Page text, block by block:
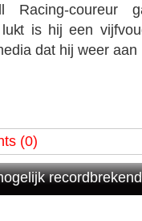
Racing-coureur
is hij een
dat hij weer aan
(0)